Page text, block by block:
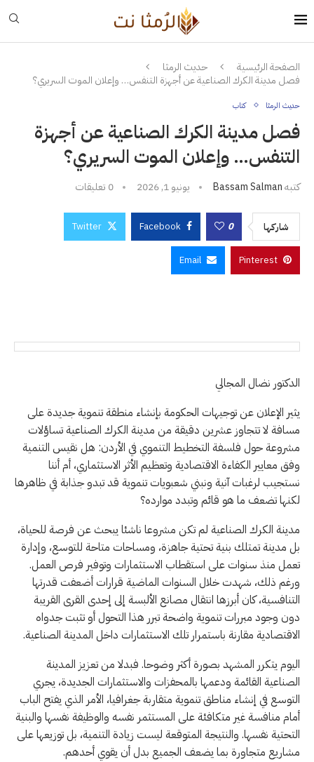
الصفحة الرئيسية
حديث الرمثا
فصل مدينة الكرك الصناعية عن أجهزة التنفس… وإعلان الموت السريري؟
حديث الرمثا كتاب
فصل مدينة الكرك الصناعية عن أجهزة
التنفس… وإعلان الموت السريري؟
كتبهBassam Salman يونيو 1, 2026 0 تعليقات
شاركها 0
Facebook
Twitter
Pinterest
Email
الدكتور نضال المجالي
يثير الإعلان عن توجيهات الحكومة بإنشاء منطقة تنموية جديدة على
مسافة لا تتجاوز عشرين دقيقة من مدينة الكرك الصناعية تساؤلات
مشروعة حول فلسفة التخطيط التنموي في الأردن: هل نقيس التنمية
وفق معايير الكفاءة الاقتصادية وتعظيم الأثر الاستثماري، أم أننا
نستجيب لرغبات آنية ونبني شعبويات تنموية قد تبدو جذابة في ظاهرها
لكنها تضعف ما هو قائم وتبدد موارده؟
مدينة الكرك الصناعية لم تكن مشروعا ناشئا يبحث عن فرصة للحياة،
بل مدينة تمتلك بنية تحتية جاهزة، ومساحات متاحة للتوسع، وإدارة
تعمل منذ سنوات على استقطاب الاستثمارات وتوفير فرص العمل.
ورغم ذلك، شهدت خلال السنوات الماضية قرارات أضعفت قدرتها
التنافسية، كان أبرزها انتقال مصانع الألبسة إلى إحدى القرى القريبة
دون وجود مبررات تنموية واضحة تبرر هذا التحول أو تثبت جدواه
الاقتصادية مقارنة باستمرار تلك الاستثمارات داخل المدينة الصناعية.
اليوم يتكرر المشهد بصورة أكثر وضوحا. فبدلا من تعزيز المدينة
الصناعية القائمة ودعمها بالمحفزات والاستثمارات الجديدة، يجري
التوسع في إنشاء مناطق تنموية متقاربة جغرافيا، الأمر الذي يفتح الباب
أمام منافسة غير متكافئة على المستثمر نفسه والوظيفة نفسها والبنية
التحتية نفسها. والنتيجة المتوقعة ليست زيادة التنمية، بل توزيعها على
مشاريع متجاورة بما يضعف الجميع بدل أن يقوي أحدهم.